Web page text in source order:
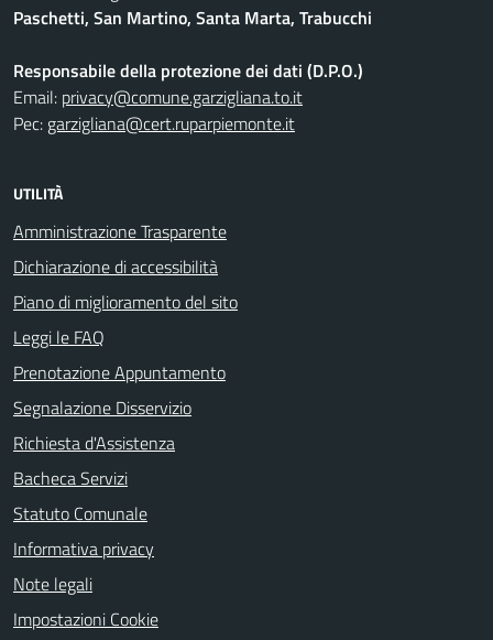
Paschetti, San Martino, Santa Marta, Trabucchi
Responsabile della protezione dei dati (D.P.O.)
Email: privacy@comune.garzigliana.to.it
Pec: garzigliana@cert.ruparpiemonte.it
UTILITÀ
Amministrazione Trasparente
Dichiarazione di accessibilità
Piano di miglioramento del sito
Leggi le FAQ
Prenotazione Appuntamento
Segnalazione Disservizio
Richiesta d'Assistenza
Bacheca Servizi
Statuto Comunale
Informativa privacy
Note legali
Impostazioni Cookie